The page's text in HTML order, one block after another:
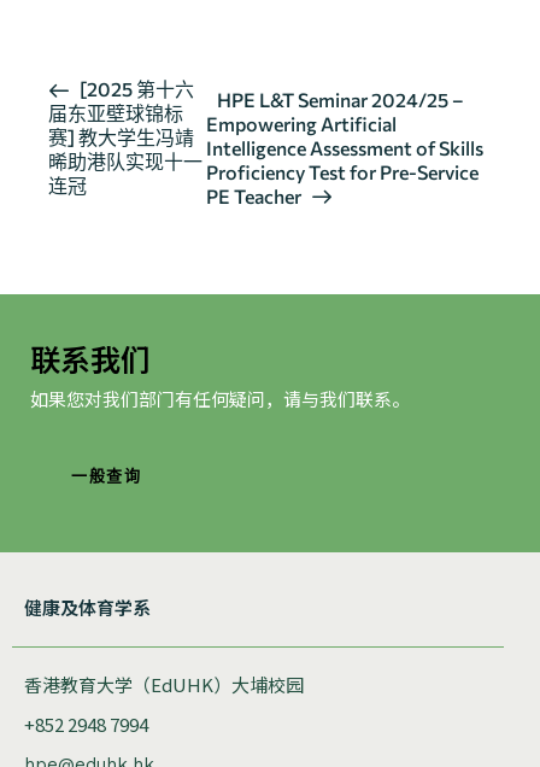
活
动
导
航
[2025 第十六
届东亚壁球锦标
赛] 教大学生冯靖
晞助港队实现十一
连冠
HPE L&T Seminar 2024/25 –
Empowering Artificial
Intelligence Assessment of Skills
Proficiency Test for Pre-Service
PE Teacher
联系我们
如果您对我们部门有任何疑问，请与我们联系。
一般查询
健康及体育学系
香港教育大学（EdUHK）大埔校园
+852 2948 7994